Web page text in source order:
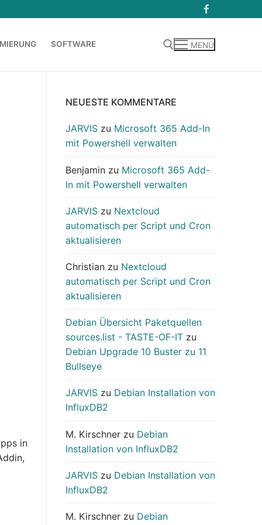
SOFTWARE MENÜ
in
NEUESTE KOMMENTARE
JARVIS zu Microsoft 365 Add-In
mit Powershell verwalten
Benjamin zu Microsoft 365 Add-
In mit Powershell verwalten
JARVIS zu Nextcloud
automatisch per Script und Cron
aktualisieren
Christian zu Nextcloud
automatisch per Script und Cron
aktualisieren
Debian Übersicht Paketquellen
sources.list - TASTE-OF-IT zu
Debian Upgrade 10 Buster zu 11
Bullseye
JARVIS zu Debian Installation von
InfluxDB2
M. Kirschner zu Debian
Installation von InfluxDB2
JARVIS zu Debian Installation von
InfluxDB2
M. Kirschner zu Debian